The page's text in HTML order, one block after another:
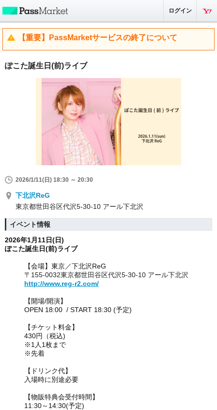
ログイン
【重要】PassMarketサービスの終了について
ぽこた誕生日(前)ライブ
2026/1/11(日) 18:30 ～ 20:30
下北沢ReG
東京都世田谷区代沢5-30-10 アール下北沢
イベント情報
2026年1月11日(日)
ぽこた誕生日(前)ライブ
【会場】 東京／下北沢ReG
〒155-0032東京都世田谷区代沢5-30-10 アール下北沢
http://www.reg-r2.com/
【開場/開演】
OPEN 18:00 / START 18:30 (予定)
【チケット料金】
430円（税込)
※1人1枚まで
※先着
【ドリンク代】
入場時に別途必要
【物販特典会受付時間】
11:30～14:30(予定)